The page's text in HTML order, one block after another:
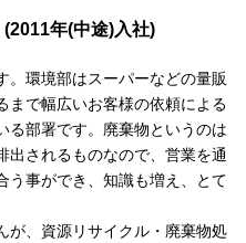
(2011年(中途)入社)
。環境部はスーパーなどの量販
まで幅広いお客様の依頼による
る部署です。廃棄物というのは
出されるものなので、営業を通
う事ができ、知識も増え、とて
が、資源リサイクル・廃棄物処